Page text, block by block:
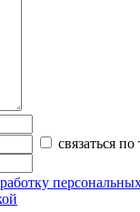
связаться